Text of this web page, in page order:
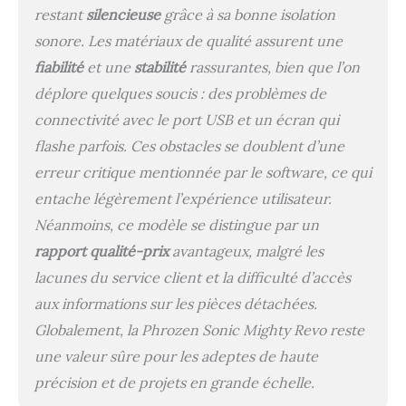
Automatique Sans
Effort】Simplifiez la
configuration avec la
calibration automatique
de l'axe Z. Une simple
pression sur un bouton
garantit que votre
imprimante est toujours
prête à fonctionner
parfaitement.
restantsilencieusegrâce à sa bonne isolation
sonore. Les matériaux de qualité assurent une
fiabilitéet une stabilitérassurantes, bien que l’on
déplore quelques soucis : des problèmes de
connectivité avec le port USB et un écran qui
flashe parfois. Ces obstacles se doublent d’une
erreur critique mentionnée par le software, ce qui
entache légèrement l’expérience utilisateur.
Néanmoins, ce modèle se distingue par un
rapport qualité-prixavantageux, malgré les
lacunes du service client et la difficulté d’accès
aux informations sur les pièces détachées.
Globalement, la Phrozen Sonic Mighty Revo reste
une valeur sûre pour les adeptes de haute
précision et de projets en grande échelle.